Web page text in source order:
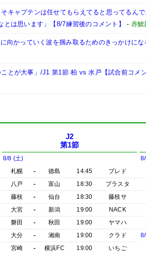
キャプテンは任せてもらえてると思ってるん
は思います」【8/7練習後のコメント】
- 赤鯱
向かっていく波を掴み取るためのきっかけにな
とが大事」/J1 第1節 柏 vs 水戸【試合前コメン
J2
第1節
8/8 (土)
札幌
- 徳島 14:45
プレド
八戸
- 富山 18:30
プラスタ
藤枝
- 仙台 18:30
藤枝サ
大宮
- 新潟 19:00
NACK
磐田
- 秋田 19:00
ヤマハ
大分
- 湘南 19:00
クラド
宮崎
- 横浜FC 19:00
いちご